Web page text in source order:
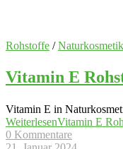
Rohstoffe /
Vitamin E
Vitamin E in
WeiterlesenVitamin E
0 Kommentare